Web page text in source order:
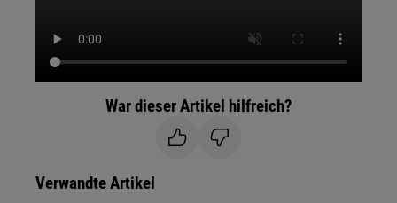
War dieser Artikel hilfreich?
Verwandte Artikel